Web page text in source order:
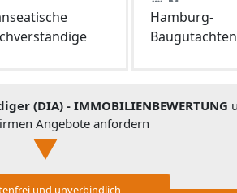
Hamburg-
(DIA) - IMMOBILIENBEWERTUNG
Angebote anfordern
und unverbindlich